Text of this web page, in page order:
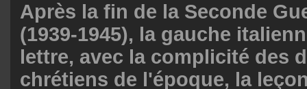
Après la fin de la Seconde
(1939-1945), la gauche
lettre, avec la complicité des
chrétiens de l'époque, la